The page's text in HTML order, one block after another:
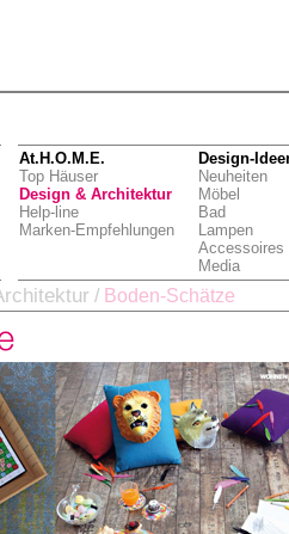
At.H.O.M.E.
Top Häuser
Design & Architektur
Help-line
Marken-Empfehlungen
Design-
Neuheiten
Möbel
Bad
Lampen
Accessoires
Media
/ Boden-Schätze